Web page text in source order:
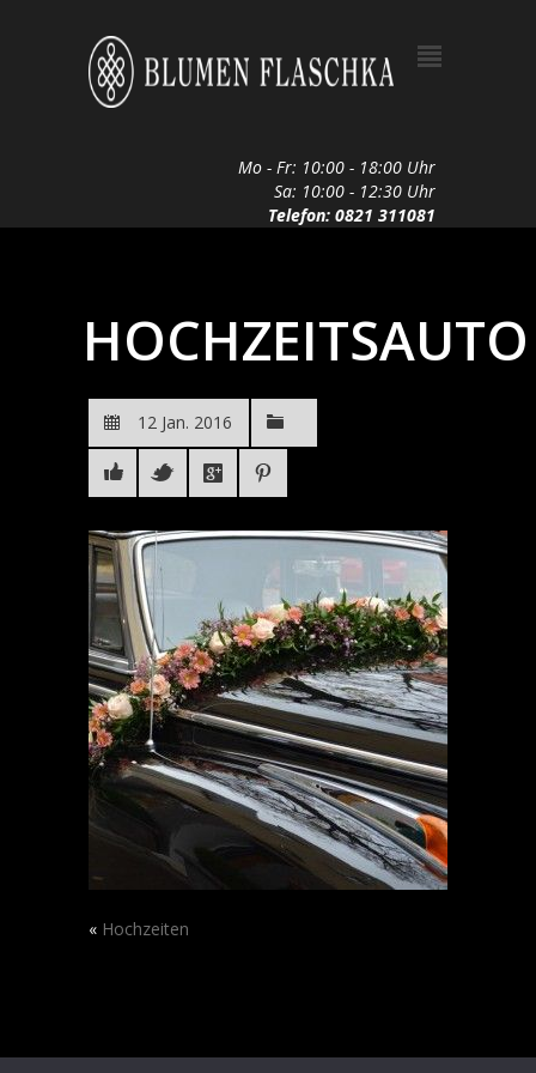
Mo - Fr: 10:00 - 18:00 Uhr
Sa: 10:00 - 12:30 Uhr
Telefon: 0821 311081
HOCHZEITSAUTO
12 Jan. 2016
« Hochzeiten